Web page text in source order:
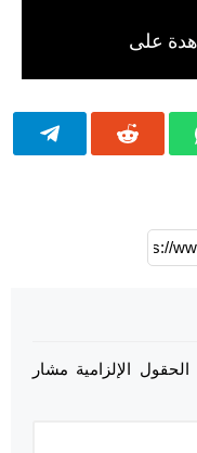
الحقول الإلزامية مشار